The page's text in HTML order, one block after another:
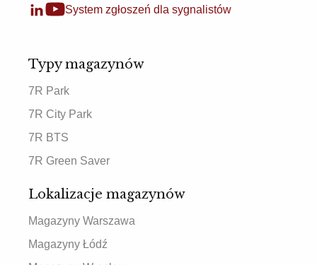
System zgłoszeń dla sygnalistów
Typy magazynów
7R Park
7R City Park
7R BTS
7R Green Saver
Lokalizacje magazynów
Magazyny Warszawa
Magazyny Łódź